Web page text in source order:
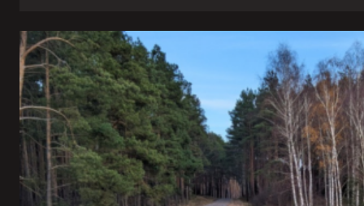
ulubiona
muzyka
z
2024